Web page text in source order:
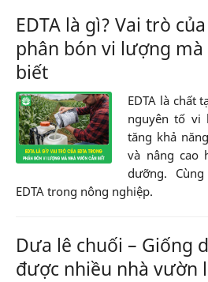
EDTA là gì? Vai trò
phân bón vi lượng
biết
EDTA là chất
nguyên tố vi
tăng khả
và nâng cao
dưỡng.
EDTA trong nông nghiệp.
Dưa lê chuối – Giống
được nhiều nhà vườn